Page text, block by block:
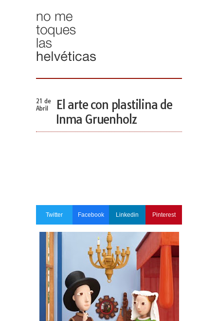
21 de
Abril
El arte con plastilina de
Inma Gruenholz
Twitter Facebook Linkedin Pinterest